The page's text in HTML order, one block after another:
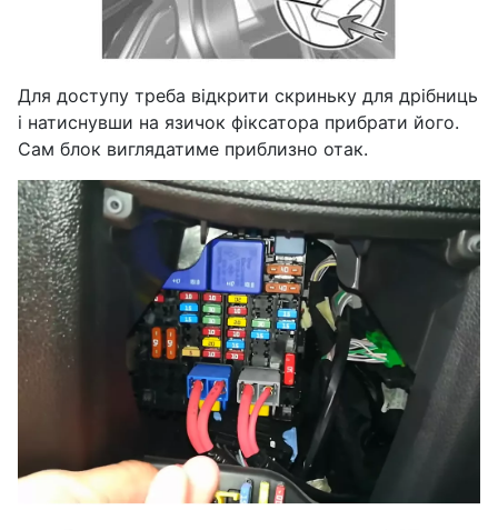
Для доступу треба відкрити скриньку для дрібниць
і натиснувши на язичок фіксатора прибрати його.
Сам блок виглядатиме приблизно отак.